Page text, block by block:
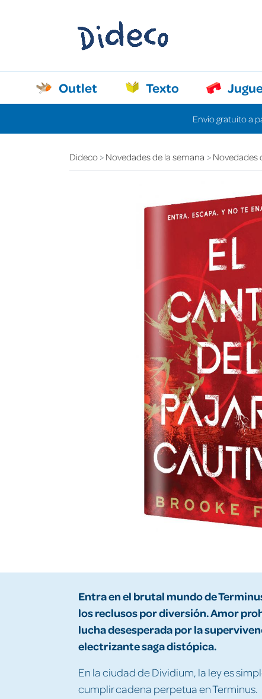
Outlet Texto
Envío gratuito a
Dideco Novedades de la semana Novedades
Entra en el brutal mundo de
los reclusos por diversión. Amor
lucha desesperada por la
electrizante saga distópica.
En la ciudad de Dividium, la ley es
cumplir cadena perpetua en Terminus.